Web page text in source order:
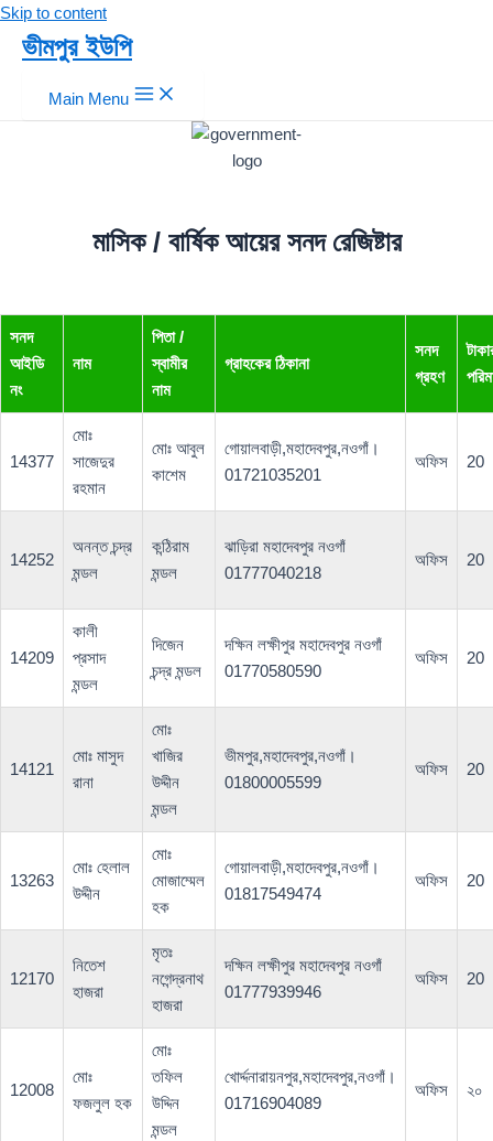
Skip to content
ভীমপুর ইউপি
Main Menu
মাসিক / বার্ষিক আয়ের সনদ রেজিষ্টার
সনদ
আইডি
নং
নাম
পিতা /
স্বামীর
নাম
গ্রাহকের ঠিকানা
সনদ
গ্রহণ
14377
মোঃ
সাজেদুর
রহমান
মোঃ আবুল
কাশেম
গোয়ালবাড়ী,মহাদেবপুর,নওগাঁ।
01721035201
অফিস 20
14252
অনন্ত চন্দ্র
মন্ডল
কন্ঠিরাম
মন্ডল
ঝাড়িরা মহাদেবপুর নওগাঁ
01777040218
অফিস 20
14209
কালী
প্রসাদ
মন্ডল
দিজেন
চন্দ্র মন্ডল
দক্ষিন লক্ষীপুর মহাদেবপুর নওগাঁ
01770580590
অফিস 20
14121
মোঃ মাসুদ
রানা
মোঃ
খাজির
উদ্দীন
মন্ডল
ভীমপুর,মহাদেবপুর,নওগাঁ।
01800005599
অফিস 20
13263
মোঃ হেলাল
উদ্দীন
মোঃ
মোজাম্মেল
হক
গোয়ালবাড়ী,মহাদেবপুর,নওগাঁ।
01817549474
অফিস 20
12170
নিতেশ
হাজরা
মৃতঃ
নগেন্দ্রনাথ
হাজরা
দক্ষিন লক্ষীপুর মহাদেবপুর নওগাঁ
01777939946
অফিস 20
12008
মোঃ
ফজলুল হক
মোঃ
তফিল
উদ্দিন
মন্ডল
খোর্দ্দনারায়নপুর,মহাদেবপুর,নওগাঁ।
01716904089
অফিস ২০